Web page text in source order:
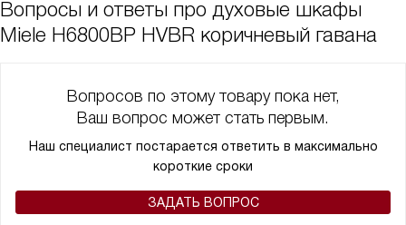
думала, что просто слова, но на самом деле запаха нет внутри
или просто он пока новый))
Вопросы и ответы про духовые шкафы
Miele H6800BP HVBR коричневый гавана
Вопросов по этому товару пока нет,
Ваш вопрос может стать первым.
Наш специалист постарается ответить в максимально
короткие сроки
ЗАДАТЬ ВОПРОС